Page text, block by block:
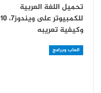
تحميل اللغة العربية
للكمبيوتر على ويندوز7، 10
وكيفية تعريبه
العاب وبرامج